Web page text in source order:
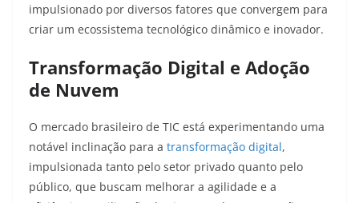
impulsionado por diversos fatores que convergem para
criar um ecossistema tecnológico dinâmico e inovador.
Transformação Digital e Adoção
de Nuvem
O mercado brasileiro de TIC está experimentando uma
notável inclinação para a transformação digital,
impulsionada tanto pelo setor privado quanto pelo
público, que buscam melhorar a agilidade e a